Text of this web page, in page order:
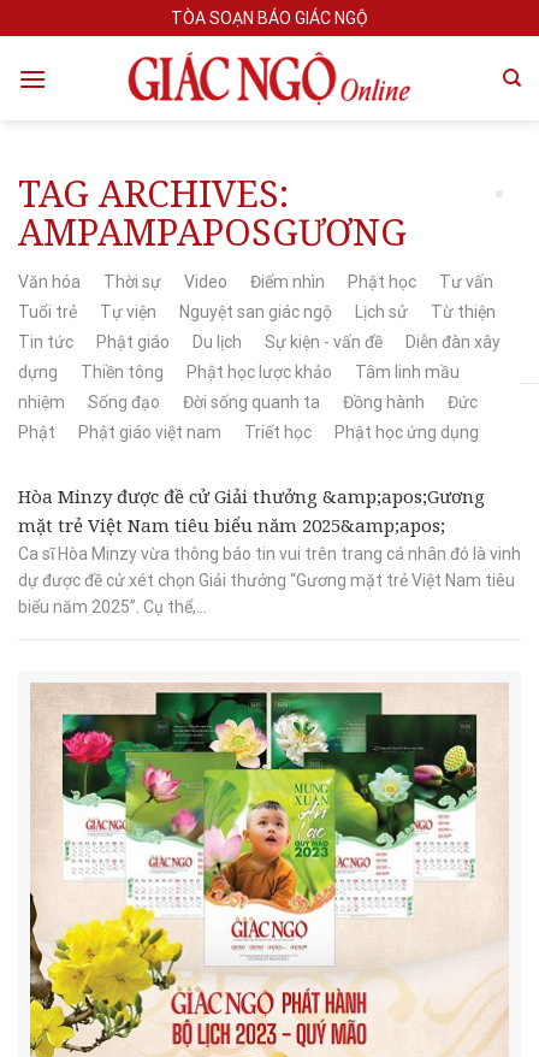
to
content
TÒA SOẠN BÁO GIÁC NGỘ
TAG ARCHIVES:
AMPAMPAPOSGƯƠNG
Văn hóa Thời sự Video Điểm nhìn Phật học
Tư vấn
Tuổi trẻ
Tự viện Nguyệt san giác ngộ Lịch sử
Từ thiện
Tin tức
Phật giáo Du lịch Sự kiện - vấn đề
Diễn đàn xây
dựng
Thiền tông Phật học lược khảo
Tâm linh mầu
nhiệm
Sống đạo Đời sống quanh ta Đồng hành
Đức
Phật
Phật giáo việt nam Triết học Phật học ứng dụng
Hòa Minzy được đề cử Giải thưởng &amp;apos;Gương
mặt trẻ Việt Nam tiêu biểu năm 2025&amp;apos;
Ca sĩ Hòa Minzy vừa thông báo tin vui trên trang cá nhân đó là vinh
dự được đề cử xét chọn Giải thưởng “Gương mặt trẻ Việt Nam tiêu
biểu năm 2025”. Cụ thể,...